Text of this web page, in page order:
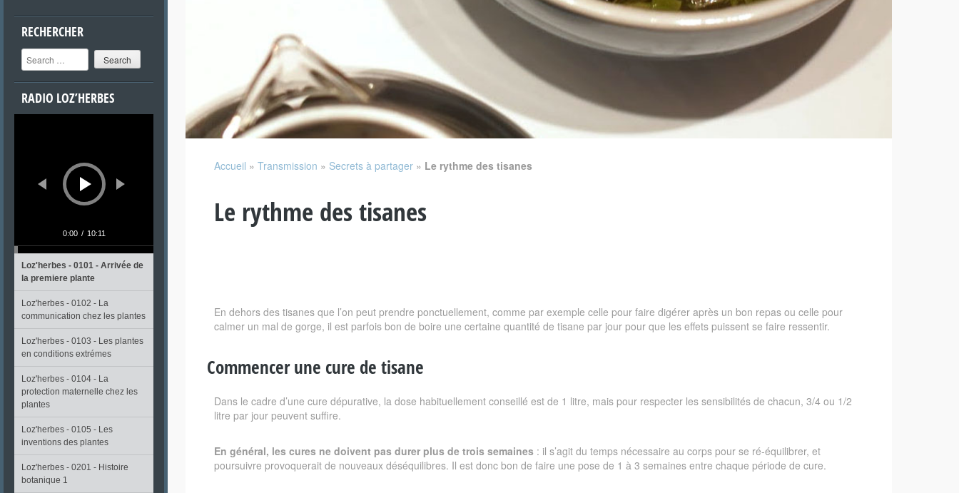
RECHERCHER
Search
RADIO LOZ’HERBES
0:00 / 10:11
Loz'herbes - 0101 - Arrivée de
la premiere plante
Loz'herbes - 0102 - La
communication chez les plantes
Loz'herbes - 0103 - Les plantes
en conditions extrémes
Loz'herbes - 0104 - La
protection maternelle chez les
plantes
Loz'herbes - 0105 - Les
inventions des plantes
Loz'herbes - 0201 - Histoire
botanique 1
Accueil » Transmission » Secrets à partager » Le rythme des tisanes
Le rythme des tisanes
En dehors des tisanes que l’on peut prendre ponctuellement, comme par exemple celle pour faire digérer après un bon repas ou celle pour
calmer un mal de gorge, il est parfois bon de boire une certaine quantité de tisane par jour pour que les effets puissent se faire ressentir.
Commencer une cure de tisane
Dans le cadre d’une cure dépurative, la dose habituellement conseillé est de 1 litre, mais pour respecter les sensibilités de chacun, 3/4 ou 1/2
litre par jour peuvent suffire.
En général, les cures ne doivent pas durer plus de trois semaines : il s’agit du temps nécessaire au corps pour se ré-équilibrer, et
poursuivre provoquerait de nouveaux déséquilibres. Il est donc bon de faire une pose de 1 à 3 semaines entre chaque période de cure.